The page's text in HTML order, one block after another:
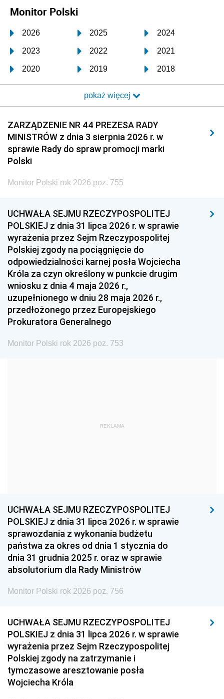
Monitor Polski
2026 2025 2024
2023 2022 2021
2020 2019 2018
2017 2016 2015
2014 2013 2012
2011 2010 2009
2008 2007 2006
2005
1996 1995 1994
1993 1992 1991
1990 1989
1987 1986 1985
1984 1983
1981 1980 1979
1978 1977
1975 1974
1959
1939 1938 1937
1936 1930
pokaż więcej
ZARZĄDZENIE NR 44 PREZESA RADY
MINISTRÓW z dnia 3 sierpnia 2026 r. w
sprawie Rady do spraw promocji marki
Polski
Monitor Polski rok 2026 poz. 755
UCHWAŁA SEJMU RZECZYPOSPOLITEJ
POLSKIEJ z dnia 31 lipca 2026 r. w sprawie
wyrażenia przez Sejm Rzeczypospolitej
Polskiej zgody na pociągnięcie do
odpowiedzialności karnej posła Wojciecha
Króla za czyn określony w punkcie drugim
wniosku z dnia 4 maja 2026 r.,
uzupełnionego w dniu 28 maja 2026 r.,
przedłożonego przez Europejskiego
Prokuratora Generalnego
Monitor Polski rok 2026 poz. 753
REKLAMA
UCHWAŁA SEJMU RZECZYPOSPOLITEJ
POLSKIEJ z dnia 31 lipca 2026 r. w sprawie
sprawozdania z wykonania budżetu
państwa za okres od dnia 1 stycznia do
dnia 31 grudnia 2025 r. oraz w sprawie
absolutorium dla Rady Ministrów
Monitor Polski rok 2026 poz. 756
UCHWAŁA SEJMU RZECZYPOSPOLITEJ
POLSKIEJ z dnia 31 lipca 2026 r. w sprawie
wyrażenia przez Sejm Rzeczypospolitej
Polskiej zgody na zatrzymanie i
tymczasowe aresztowanie posła
Wojciecha Króla